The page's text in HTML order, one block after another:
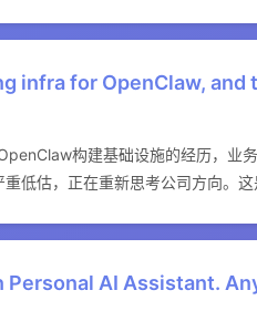
infra for OpenClaw,
构建基础设施的经历，业
低估，正在重新思考公司方向。
Personal AI Assistant.